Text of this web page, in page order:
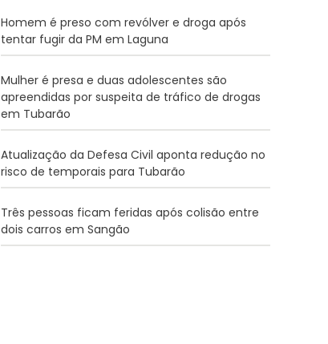
Homem é preso com revólver e droga após
tentar fugir da PM em Laguna
Mulher é presa e duas adolescentes são
apreendidas por suspeita de tráfico de drogas
em Tubarão
Atualização da Defesa Civil aponta redução no
risco de temporais para Tubarão
Três pessoas ficam feridas após colisão entre
dois carros em Sangão